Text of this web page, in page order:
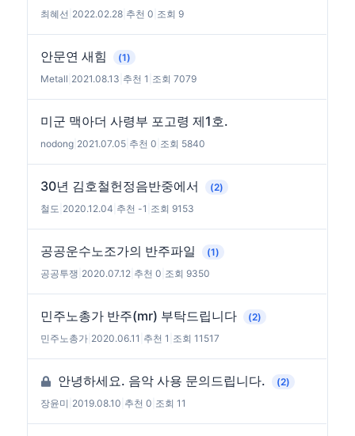
최혜선 2022.02.28 추천 0 조회 9
안문연 새힘
(1)
Metall 2021.08.13 추천 1 조회 7079
미군 맥아더 사령부 포고령 제1호.
nodong 2021.07.05 추천 0 조회 5840
30년 김호철헌정음반중에서
(2)
철도 2020.12.04 추천 -1 조회 9153
공공운수노조가의 반주파일
(1)
공공투쟁 2020.07.12 추천 0 조회 9350
민주노총가 반주(mr) 부탁드립니다
(2)
민주노총가 2020.06.11 추천 1 조회 11517
안녕하세요. 음악 사용 문의드립니다.
(2)
장윤미 2019.08.10 추천 0 조회 11